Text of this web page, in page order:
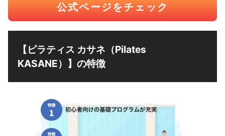
公式ページをチェック
【ピラティス カサネ（Pilates
KASANE）】の特徴